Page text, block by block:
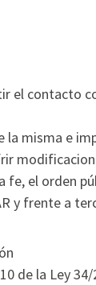
el contacto
misma e
fe, el orden
y frente a
de la Ley 34/